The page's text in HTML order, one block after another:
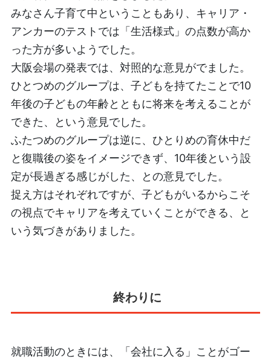
みなさん子育て中ということもあり、キャリア・
アンカーのテストでは「生活様式」の点数が高か
った方が多いようでした。
大阪会場の発表では、対照的な意見がでました。
ひとつめのグループは、子どもを持てたことで10
年後の子どもの年齢とともに将来を考えることが
できた、という意見でした。
ふたつめのグループは逆に、ひとりめの育休中だ
と復職後の姿をイメージできず、10年後という設
定が長過ぎる感じがした、との意見でした。
捉え方はそれぞれですが、子どもがいるからこそ
の視点でキャリアを考えていくことができる、と
いう気づきがありました。
終わりに
就職活動のときには、「会社に入る」ことがゴー